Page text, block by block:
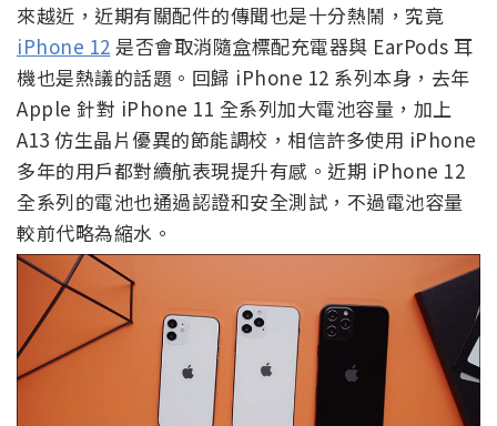
來越近，近期有關配件的傳聞也是十分熱鬧，究竟
iPhone 12 是否會取消隨盒標配充電器與 EarPods 耳
機也是熱議的話題。回歸 iPhone 12 系列本身，去年
Apple 針對 iPhone 11 全系列加大電池容量，加上
A13 仿生晶片優異的節能調校，相信許多使用 iPhone
多年的用戶都對續航表現提升有感。近期 iPhone 12
全系列的電池也通過認證和安全測試，不過電池容量
較前代略為縮水。